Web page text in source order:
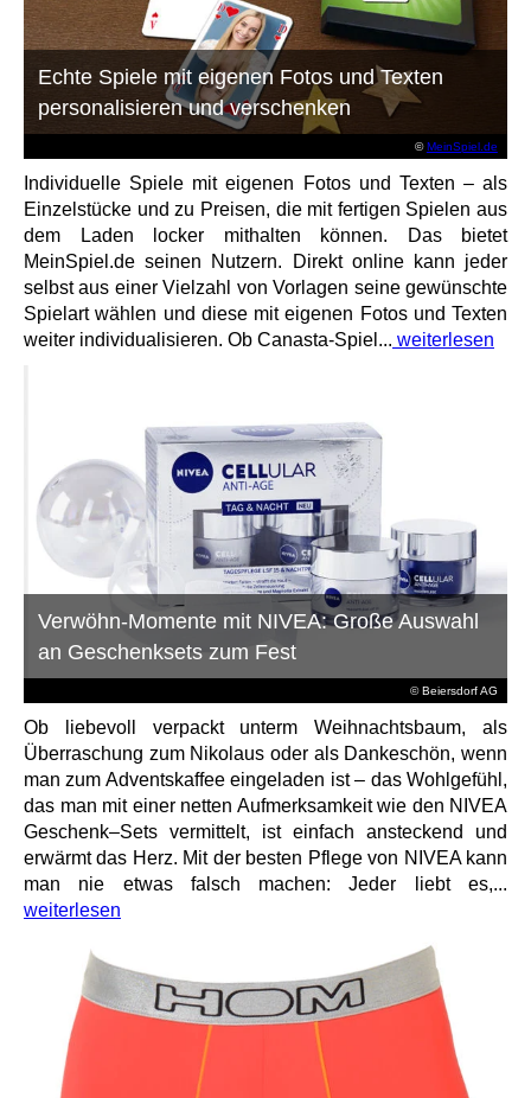
©MeinSpiel.de
Echte Spiele mit eigenen Fotos und Texten
personalisieren und verschenken
Individuelle Spiele mit eigenen Fotos und Texten – als
Einzelstücke und zu Preisen, die mit fertigen Spielen aus
dem Laden locker mithalten können. Das bietet
MeinSpiel.de seinen Nutzern. Direkt online kann jeder
selbst aus einer Vielzahl von Vorlagen seine gewünschte
Spielart wählen und diese mit eigenen Fotos und Texten
weiter individualisieren. Ob Canasta-Spiel... weiterlesen
© Beiersdorf AG
Verwöhn-Momente mit NIVEA: Große Auswahl
an Geschenksets zum Fest
Ob liebevoll verpackt unterm Weihnachtsbaum, als
Überraschung zum Nikolaus oder als Dankeschön, wenn
man zum Adventskaffee eingeladen ist – das Wohlgefühl,
das man mit einer netten Aufmerksamkeit wie den NIVEA
Geschenk–Sets vermittelt, ist einfach ansteckend und
erwärmt das Herz. Mit der besten Pflege von NIVEA kann
man nie etwas falsch machen: Jeder liebt es,...
weiterlesen